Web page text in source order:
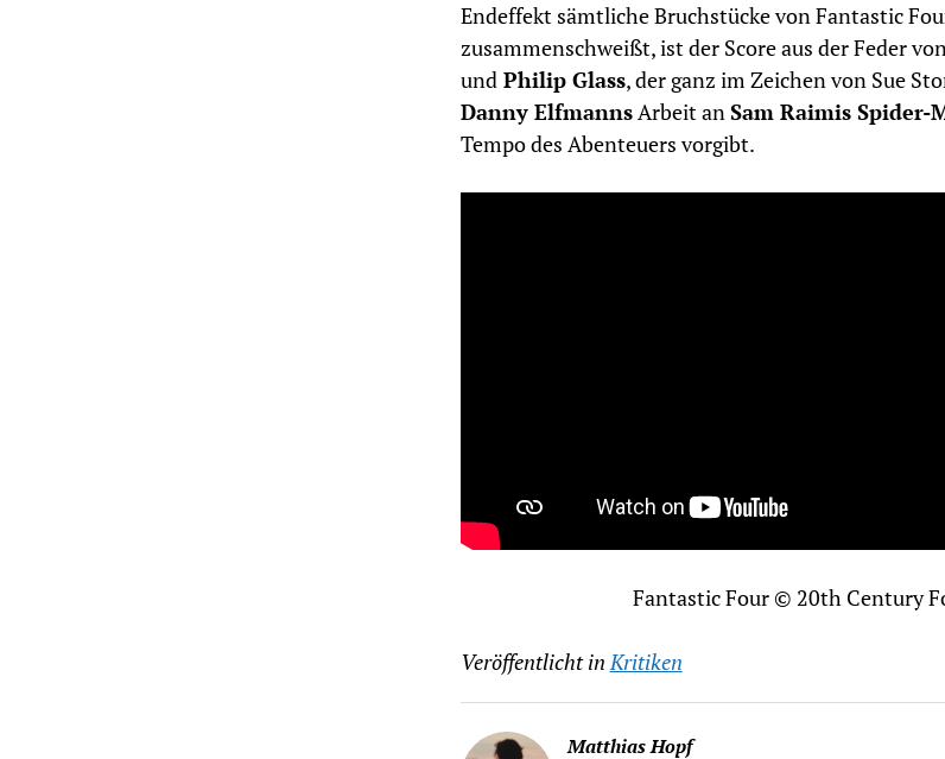
Endeffekt sämtliche Bruchstücke von Fantastic
zusammenschweißt, ist der Score aus der Feder
undPhilip Glass, der ganz im Zeichen von Sue
Danny ElfmannsArbeit anSam Raimis Spider-
Tempo des Abenteuers vorgibt.
Fantastic Four © 20th Century
Veröffentlicht inKritiken
Matthias Hopf